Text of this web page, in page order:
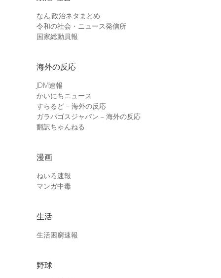
なんJ政治ネタまとめ
令和の社会・ニュース発信所
国家総動員報
海外の反応
JDM速報
かいにちニュース
すらるど – 海外の反応
ガラパゴスジャパン – 海外の反応
翻訳ちゃんねる
漫画
ねいろ速報
マンガ中毒
生活
生活困窮速報
野球